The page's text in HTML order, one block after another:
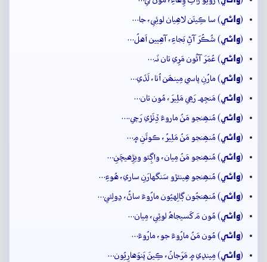
(وائِي) سا ڪِيئَن لاهِيان لوئِي، جا…
(وائِي) شُڪُرَ آڻِ بَجاءِ، آهِيين اَهلُ…
(وائِي) عُمَرَ آئُون مَرِي تان نَہ…
(وائِي) مارُنِ پاسي مِينھَن اُٺا، لَڏي…
(وائِي) مَنجِهہ رَھِي مَلِيرَ، مُون تان…
(وائِي) مُنھِنجو مَنُ ماروءَ ڏِٺَڙي رَچي.…
(وائِي) مُنھِنجو مَنُ مَلِيرُ، ڪوٽَنِ ۾…
(وائِي) مُنھِنجو مَنُ مِيان، واڳِئو ويڙِهيچَنِ…
(وائِي) مُنھِنجو هِينئڙو سَنگهارَنِ ساري، هُوءِ…
(وائِي) مُنھِنجُون ڳالِهيُون مارُوءَ ساڻُ، ڍولِئي…
(وائِي) مُون مَ کَسيجاهُ لوئِي، مِيان…
(وائِي) مُون مَنُ مارُوءَ جو، مارُوءَ…
(وائِي) مِينڍي ۾ مَرَجانُ، ڪِينَ پَنوَهارِيُون…